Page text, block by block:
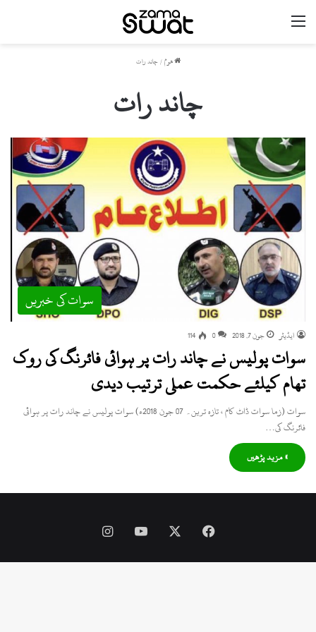
ھوم / چاند رات
چاند رات
سوات کی خبریں
ایڈیٹر جون 7, 2018 0
114
سوات پولیس نے چاند رات پر ہوائی فائرنگ کی روک
تھام کیلئے حکمت عملی ترتیب دیدی
سوات (زما سوات ڈاٹ کام ، تازہ ترین۔ 07 جون 2018ء) سوات پولیس نے چاند رات پر ہوائی
فائرنگ کی…
» مزید پڑھیں
Facebook
YouTube